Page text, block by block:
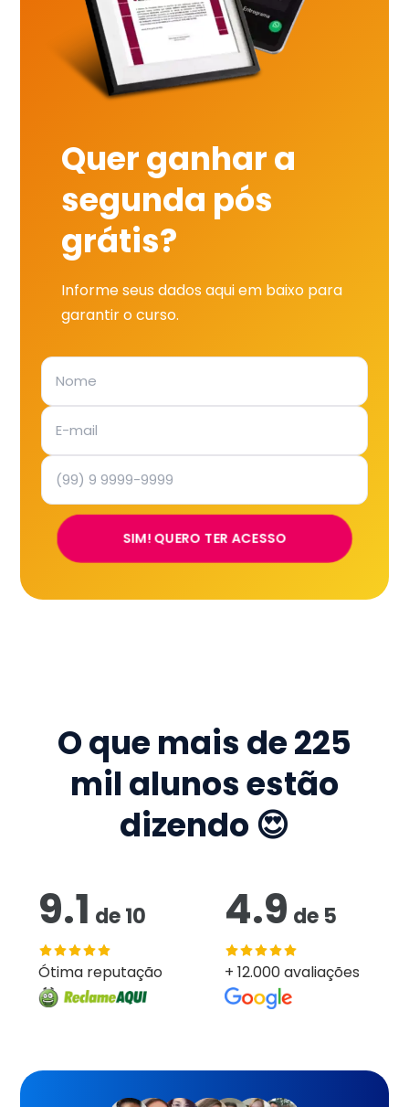
Quer ganhar a
segunda pós
grátis?
Informe seus dados aqui em baixo para
garantir o curso.
SIM! QUERO TER ACESSO
O que mais de225
mil alunos estão
dizendo 😍
9.1 de10
Ótima reputação
4.9 de 5
+ 12.000 avaliações